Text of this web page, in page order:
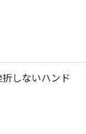
しないハンド